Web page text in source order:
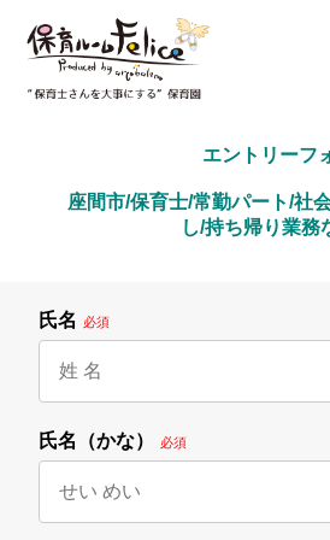
エントリー
し/持ち帰り業務
氏名 必須
氏名（かな） 必須